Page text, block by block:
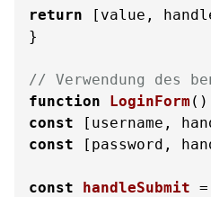
return [value,
}
// Verwendung des
function
LoginForm (
const [username,
const [password,
const handleSubmit